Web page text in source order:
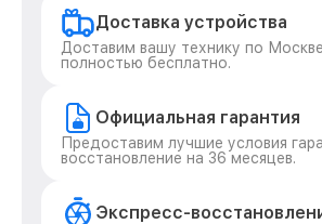
Доставка устройства
Доставим вашу технику по Москве
полностью бесплатно.
Официальная гарантия
Предоставим лучшие условия
восстановление на 36 месяцев.
Экспресс-